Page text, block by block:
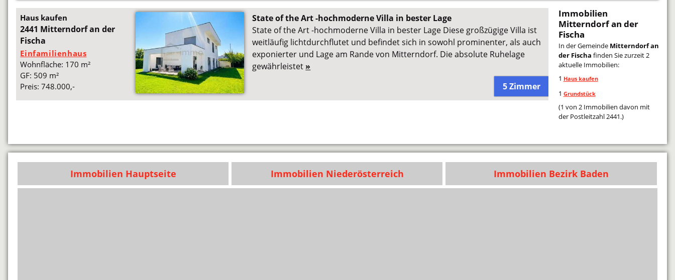
Haus kaufen
2441 Mitterndorf an der
Fischa
Einfamilienhaus
Wohnfläche: 170 m²
GF: 509 m²
Preis: 748.000,-
State of the Art -hochmoderne Villa in bester Lage
State of the Art -hochmoderne Villa in bester Lage Diese großzügige Villa ist
weitläufig lichtdurchflutet und befindet sich in sowohl prominenter, als auch
exponierter und Lage am Rande von Mitterndorf. Die absolute Ruhelage
gewährleistet »
5 Zimmer
Immobilien
Mitterndorf an der
Fischa
In der Gemeinde Mitterndorf an
der Fischa finden Sie zurzeit 2
aktuelle Immobilien:
1 Haus kaufen
1 Grundstück
(1 von 2 Immobilien davon mit
der Postleitzahl 2441.)
Immobilien Hauptseite Immobilien Niederösterreich Immobilien Bezirk Baden